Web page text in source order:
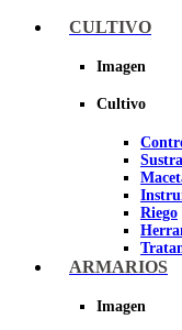
Sheer seeds
CULTIVO
Imagen
Cultivo
Riego
Papel
ARMARIOS
Imagen